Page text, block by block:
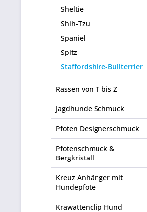
Sheltie
Shih-Tzu
Spaniel
Spitz
Staffordshire-Bullterrier
Rassen von T bis Z
Jagdhunde Schmuck
Pfoten Designerschmuck
Pfotenschmuck &
Bergkristall
Kreuz Anhänger mit
Hundepfote
Krawattenclip Hund